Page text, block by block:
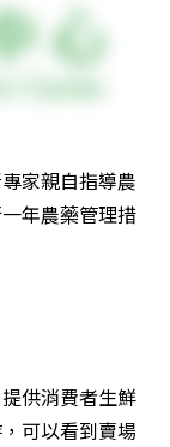
家親自指導農
年農藥管理措
供消費者生鮮
可以看到賣場